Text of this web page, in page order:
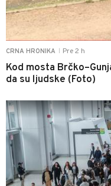
CRNA HRONIKA Pre 2 h
Kod mosta
da su ljudske (Foto)